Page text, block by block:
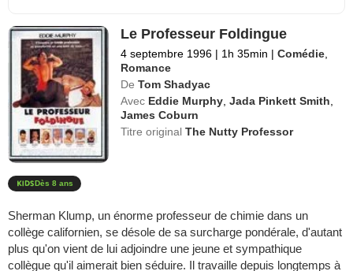
Le Professeur Foldingue
4 septembre 1996 | 1h 35min | Comédie
Romance
De Tom Shadyac
Avec Eddie Murphy ,Jada Pinkett Smith
James Coburn
Titre originalThe Nutty Professor
Dès 8 ans
Sherman Klump, un énorme professeur de chimie dans un
collège californien, se désole de sa surcharge pondérale, d'autant
plus qu'on vient de lui adjoindre une jeune et sympathique
collègue qu'il aimerait bien séduire. Il travaille depuis longtemps à